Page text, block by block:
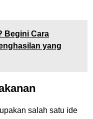
Begini Cara
yang
salah satu ide